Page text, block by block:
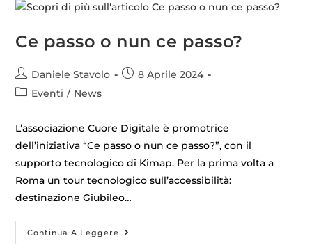
Ce passo o nun ce passo?
Daniele Stavolo
8 Aprile 2024
Eventi / News
L’associazione Cuore Digitale è promotrice
dell’iniziativa “Ce passo o nun ce passo?”, con il
supporto tecnologico di Kimap. Per la prima volta a
Roma un tour tecnologico sull’accessibilità:
destinazione Giubileo…
Continua A Leggere